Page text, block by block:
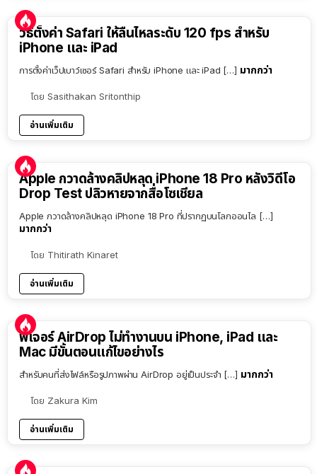
วิธีตั้งค่า Safari ให้ลื่นไหลระดับ 120 fps สำหรับ
iPhone และ iPad
การตั้งค่าเว็ปเบาว์เซอร์ Safari สำหรับ iPhone และ iPad […] มากกว่า
โดย Sasithakan Sritonthip
อ่านเพิ่มเติม
Apple กวาดล้างคลิปหลุด iPhone 18 Pro หลังวิดีโอ
Drop Test ปลิวหายจากสื่อโซเชียล
Apple กวาดล้างคลิปหลุด iPhone 18 Pro ที่ปรากฏบนโลกออนไล […]
มากกว่า
โดย Thitirath Kinaret
อ่านเพิ่มเติม
ฟีเจอร์ AirDrop ไม่ทำงานบน iPhone, iPad และ
Mac มีขั้นตอนแก้ไขอย่างไร
สำหรับคนที่ส่งไฟล์หรือรูปภาพผ่าน AirDrop อยู่เป็นประจำ […] มากกว่า
โดย Zakura Kim
อ่านเพิ่มเติม